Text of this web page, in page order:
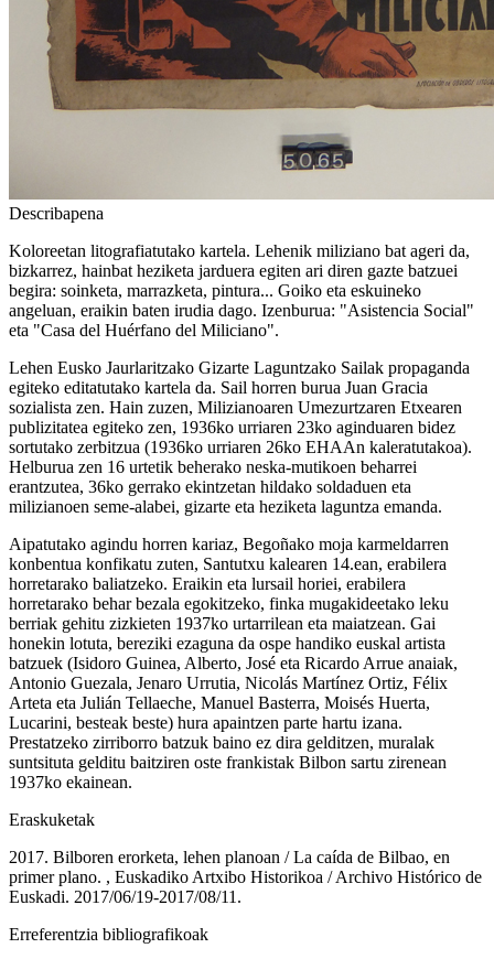
Describapena
Koloreetan litografiatutako kartela. Lehenik miliziano bat ageri da,
bizkarrez, hainbat heziketa jarduera egiten ari diren gazte batzuei
begira: soinketa, marrazketa, pintura... Goiko eta eskuineko
angeluan, eraikin baten irudia dago. Izenburua: "Asistencia Social"
eta "Casa del Huérfano del Miliciano".
Lehen Eusko Jaurlaritzako Gizarte Laguntzako Sailak propaganda
egiteko editatutako kartela da. Sail horren burua Juan Gracia
sozialista zen. Hain zuzen, Milizianoaren Umezurtzaren Etxearen
publizitatea egiteko zen, 1936ko urriaren 23ko aginduaren bidez
sortutako zerbitzua (1936ko urriaren 26ko EHAAn kaleratutakoa).
Helburua zen 16 urtetik beherako neska-mutikoen beharrei
erantzutea, 36ko gerrako ekintzetan hildako soldaduen eta
milizianoen seme-alabei, gizarte eta heziketa laguntza emanda.
Aipatutako agindu horren kariaz, Begoñako moja karmeldarren
konbentua konfikatu zuten, Santutxu kalearen 14.ean, erabilera
horretarako baliatzeko. Eraikin eta lursail horiei, erabilera
horretarako behar bezala egokitzeko, finka mugakideetako leku
berriak gehitu zizkieten 1937ko urtarrilean eta maiatzean. Gai
honekin lotuta, bereziki ezaguna da ospe handiko euskal artista
batzuek (Isidoro Guinea, Alberto, José eta Ricardo Arrue anaiak,
Antonio Guezala, Jenaro Urrutia, Nicolás Martínez Ortiz, Félix
Arteta eta Julián Tellaeche, Manuel Basterra, Moisés Huerta,
Lucarini, besteak beste) hura apaintzen parte hartu izana.
Prestatzeko zirriborro batzuk baino ez dira gelditzen, muralak
suntsituta gelditu baitziren oste frankistak Bilbon sartu zirenean
1937ko ekainean.
Eraskuketak
2017. Bilboren erorketa, lehen planoan / La caída de Bilbao, en
primer plano. , Euskadiko Artxibo Historikoa / Archivo Histórico de
Euskadi. 2017/06/19-2017/08/11.
Erreferentzia bibliografikoak